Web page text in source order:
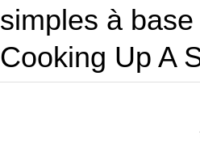
simples à
Cooking Up A